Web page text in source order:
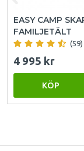
EASY CAMP
FAMILJETÄLT
(59)
4 995 kr
KÖP